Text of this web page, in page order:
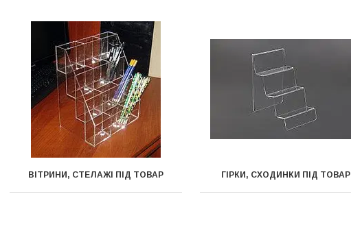
ВІТРИНИ, СТЕЛАЖІ ПІД ТОВАР ГІРКИ, СХОДИНКИ ПІД ТОВАР